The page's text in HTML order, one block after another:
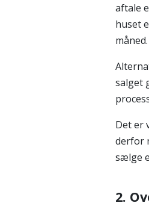
aftale
huset
salget
Det er
derfor
sælge
2.